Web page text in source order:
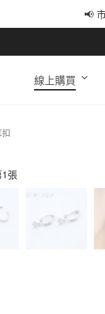
📢
線上購買